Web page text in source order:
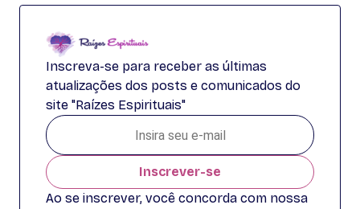
Inscreva-se para receber as últimas
atualizações dos posts e comunicados do
site "Raízes Espirituais"
Inscrever-se
Ao se inscrever, você concorda com nossa